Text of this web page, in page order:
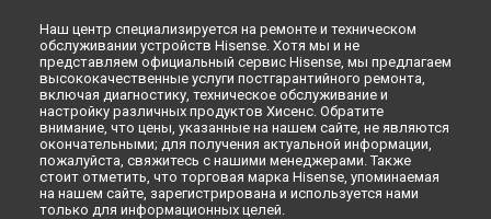
Наш центр специализируется на ремонте и техническом
обслуживании устройств Hisense. Хотя мы и не
представляем официальный сервис Hisense, мы предлагаем
высококачественные услуги постгарантийного ремонта,
включая диагностику, техническое обслуживание и
настройку различных продуктов Хисенс. Обратите
внимание, что цены, указанные на нашем сайте, не являются
окончательными; для получения актуальной информации,
пожалуйста, свяжитесь с нашими менеджерами. Также
стоит отметить, что торговая марка Hisense, упоминаемая
на нашем сайте, зарегистрирована и используется нами
только для информационных целей.